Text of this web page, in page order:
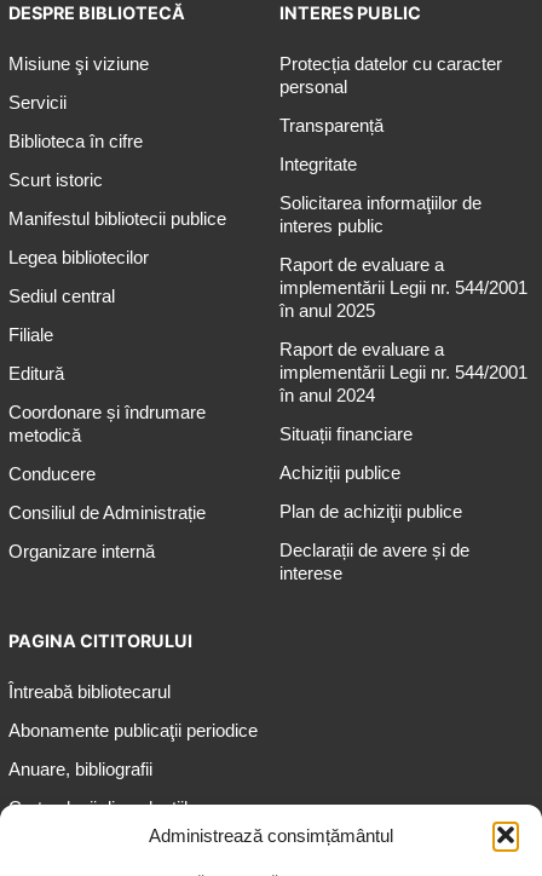
Administrează consimțământul
DESPRE BIBLIOTECĂ
Misiune şi viziune
Servicii
Biblioteca în cifre
Scurt istoric
Manifestul bibliotecii publice
Legea bibliotecilor
Sediul central
Filiale
Editură
Coordonare și îndrumare
metodică
Conducere
Consiliul de Administrație
Organizare internă
INTERES PUBLIC
Protecția datelor cu caracter
personal
Transparență
Integritate
Solicitarea informaţiilor de
interes public
Raport de evaluare a
implementării Legii nr. 544/2001
în anul 2025
Raport de evaluare a
implementării Legii nr. 544/2001
în anul 2024
Situații financiare
Achiziții publice
Plan de achiziţii publice
Declarații de avere și de
interese
PAGINA CITITORULUI
Întreabă bibliotecarul
Abonamente publicaţii periodice
Anuare, bibliografii
Cartea lunii din colecțiile